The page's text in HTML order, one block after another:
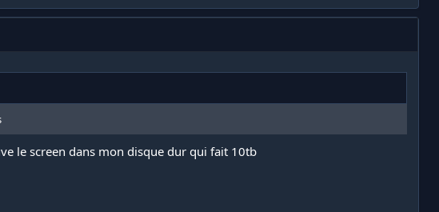
le screen dans mon disque dur qui fait 10tb